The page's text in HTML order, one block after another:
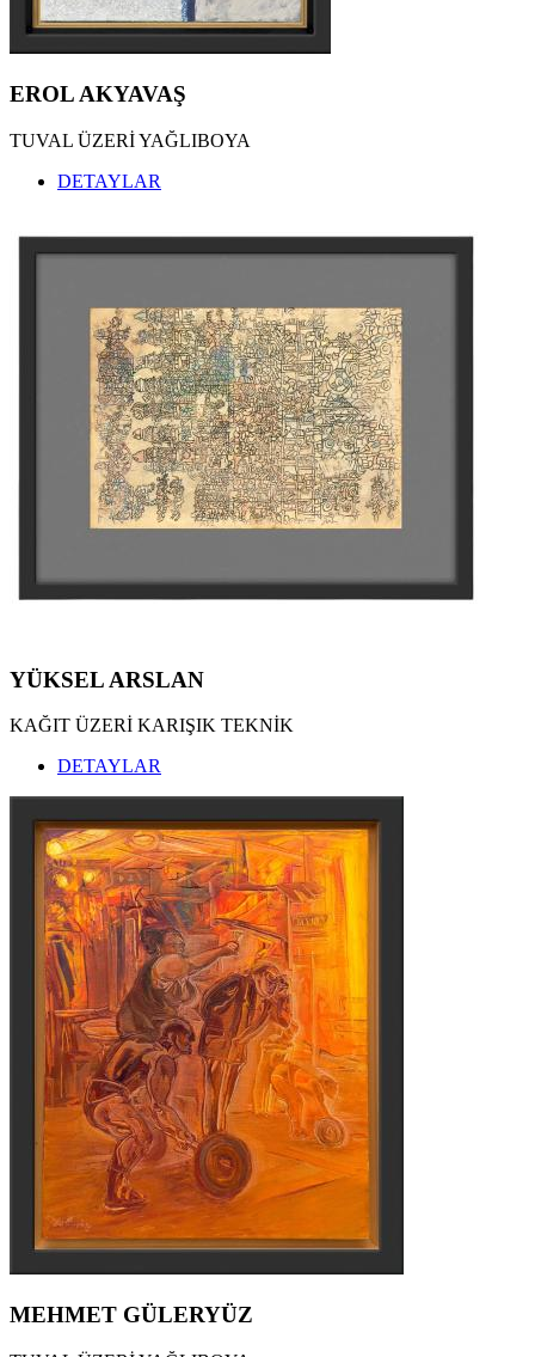
EROL AKYAVAŞ
TUVAL ÜZERİ YAĞLIBOYA
DETAYLAR
YÜKSEL ARSLAN
KAĞIT ÜZERİ KARIŞIK TEKNİK
DETAYLAR
MEHMET GÜLERYÜZ